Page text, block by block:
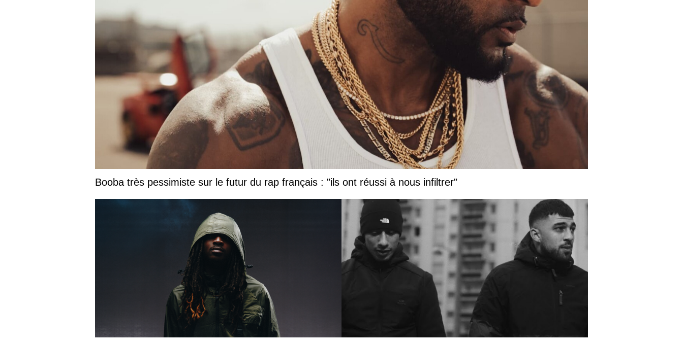
Booba très pessimiste sur le futur du rap français : "ils ont réussi à nous infiltrer"